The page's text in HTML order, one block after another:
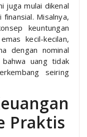
juga mulai dikenal
Misalnya,
keuntungan
kecil-kecilan,
dengan nominal
uang tidak
seiring
Praktis